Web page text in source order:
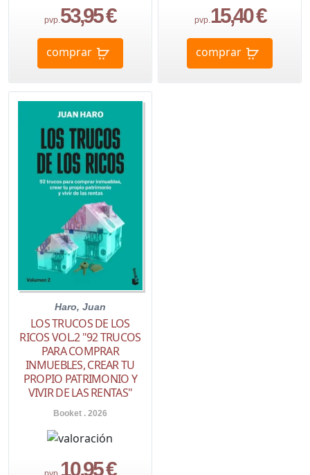
pvp. 53,95 €
comprar
pvp. 15,40 €
comprar
Haro, Juan
LOS TRUCOS DE LOS
RICOS VOL.2 "92 TRUCOS
PARA COMPRAR
INMUEBLES, CREAR TU
PROPIO PATRIMONIO Y
VIVIR DE LAS RENTAS"
Booket . 2026
10,95 €